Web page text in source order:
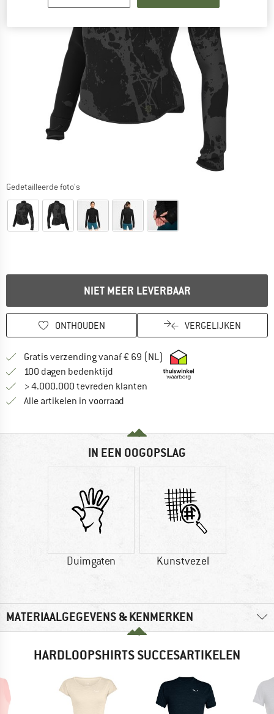
Gedetailleerde foto's
NIET MEER LEVERBAAR
ONTHOUDEN VERGELIJKEN
Gratis verzending vanaf € 69 (NL) Vind hier de
100 dagen bedenktijd Vind de betalingsinformatie hier!
> 4.000.000 tevreden klanten
Alle artikelen in voorraad
IN EEN OOGOPSLAG
Duimgaten Kunstvezel
MATERIAALGEGEVENS & KENMERKEN
HARDLOOPSHIRTS SUCCESARTIKELEN